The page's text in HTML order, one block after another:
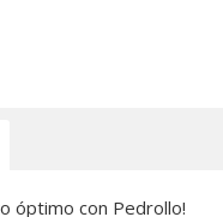
óptimo con Pedrollo!